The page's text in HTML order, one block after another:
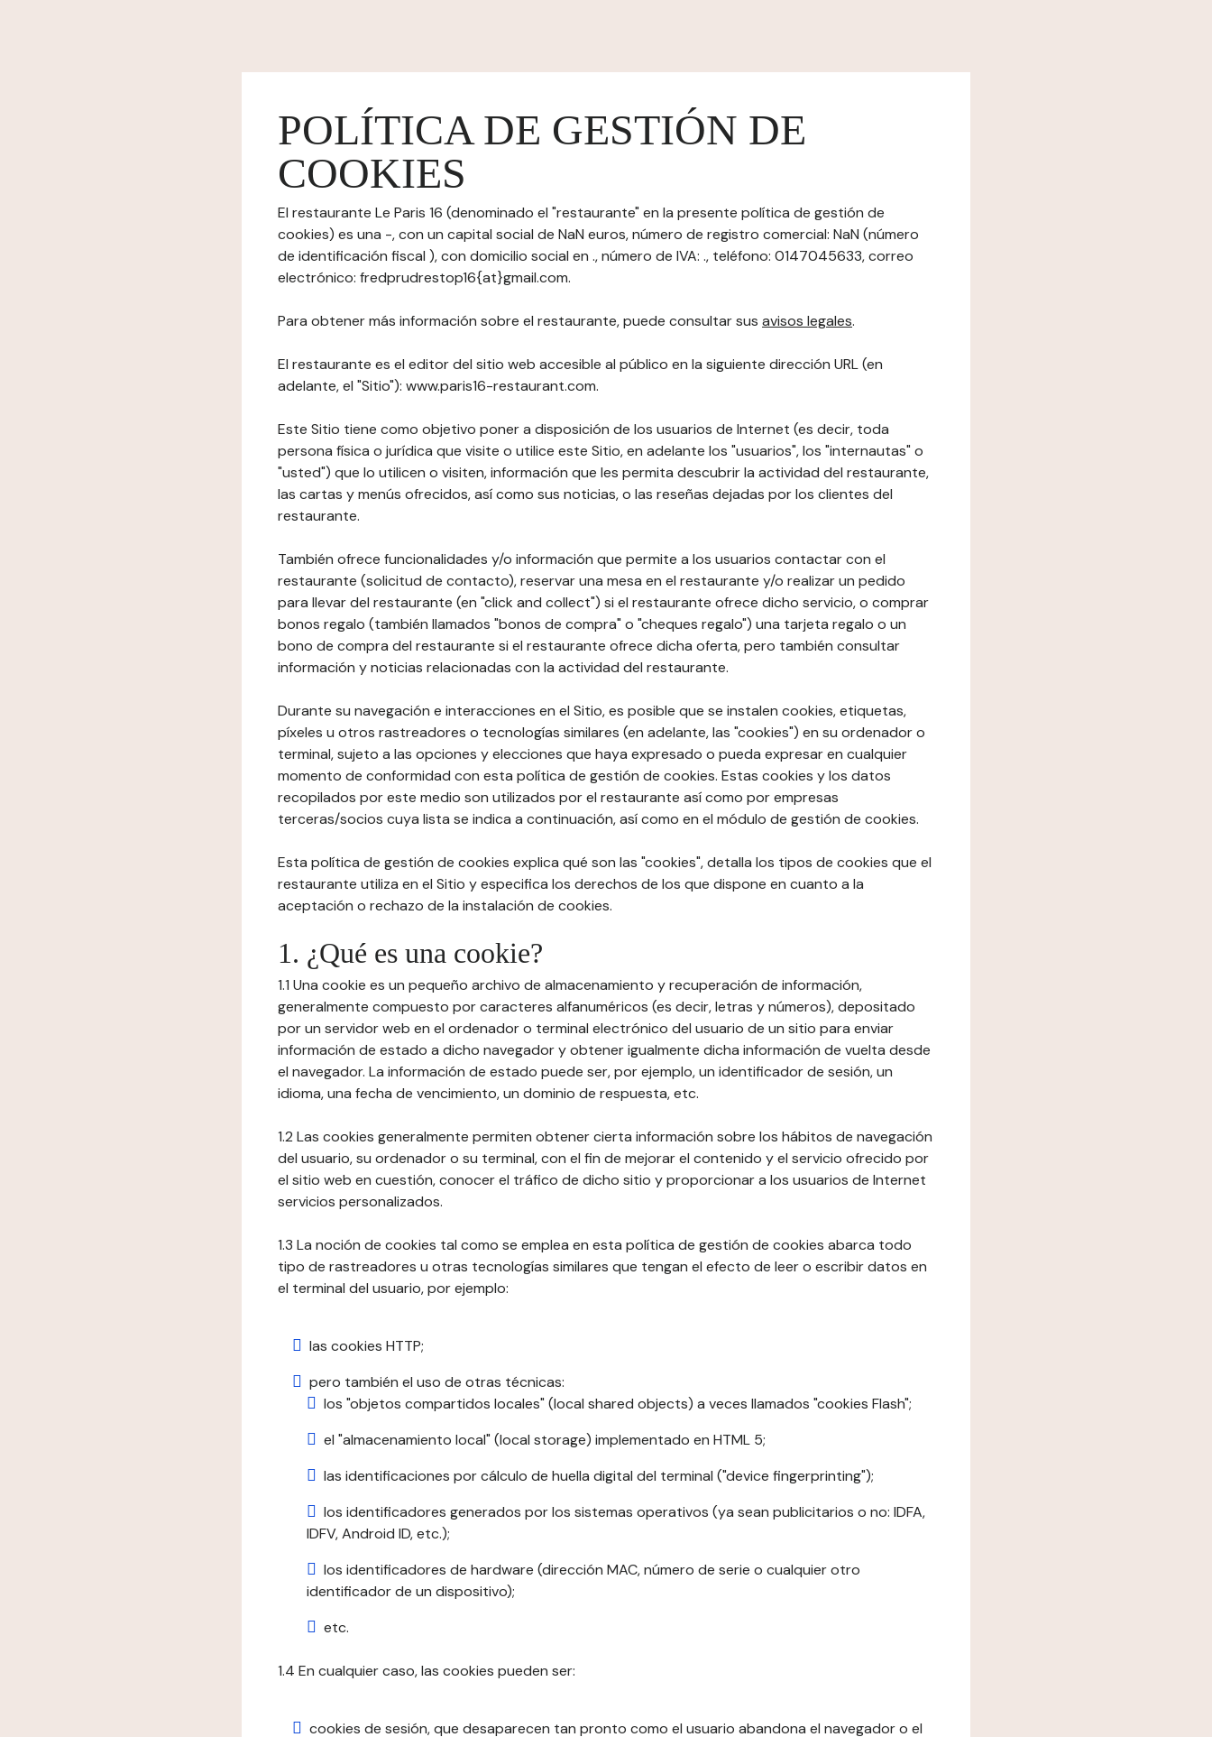
POLÍTICA DE GESTIÓN DE
COOKIES
El restaurante Le Paris 16 (denominado el "restaurante" en la presente política de gestión de
cookies) es una -, con un capital social de NaN euros, número de registro comercial: NaN (número
de identificación fiscal ), con domicilio social en ., número de IVA: ., teléfono: 0147045633, correo
electrónico: fredprudrestop16{at}gmail.com.
Para obtener más información sobre el restaurante, puede consultar sus avisos legales.
El restaurante es el editor del sitio web accesible al público en la siguiente dirección URL (en
adelante, el "Sitio"): www.paris16-restaurant.com.
Este Sitio tiene como objetivo poner a disposición de los usuarios de Internet (es decir, toda
persona física o jurídica que visite o utilice este Sitio, en adelante los "usuarios", los "internautas" o
"usted") que lo utilicen o visiten, información que les permita descubrir la actividad del restaurante,
las cartas y menús ofrecidos, así como sus noticias, o las reseñas dejadas por los clientes del
restaurante.
También ofrece funcionalidades y/o información que permite a los usuarios contactar con el
restaurante (solicitud de contacto), reservar una mesa en el restaurante y/o realizar un pedido
para llevar del restaurante (en "click and collect") si el restaurante ofrece dicho servicio, o comprar
bonos regalo (también llamados "bonos de compra" o "cheques regalo") una tarjeta regalo o un
bono de compra del restaurante si el restaurante ofrece dicha oferta, pero también consultar
información y noticias relacionadas con la actividad del restaurante.
Durante su navegación e interacciones en el Sitio, es posible que se instalen cookies, etiquetas,
píxeles u otros rastreadores o tecnologías similares (en adelante, las "cookies") en su ordenador o
terminal, sujeto a las opciones y elecciones que haya expresado o pueda expresar en cualquier
momento de conformidad con esta política de gestión de cookies. Estas cookies y los datos
recopilados por este medio son utilizados por el restaurante así como por empresas
terceras/socios cuya lista se indica a continuación, así como en el módulo de gestión de cookies.
Esta política de gestión de cookies explica qué son las "cookies", detalla los tipos de cookies que el
restaurante utiliza en el Sitio y especifica los derechos de los que dispone en cuanto a la
aceptación o rechazo de la instalación de cookies.
1. ¿Qué es una cookie?
1.1 Una cookie es un pequeño archivo de almacenamiento y recuperación de información,
generalmente compuesto por caracteres alfanuméricos (es decir, letras y números), depositado
por un servidor web en el ordenador o terminal electrónico del usuario de un sitio para enviar
información de estado a dicho navegador y obtener igualmente dicha información de vuelta desde
el navegador. La información de estado puede ser, por ejemplo, un identificador de sesión, un
idioma, una fecha de vencimiento, un dominio de respuesta, etc.
1.2 Las cookies generalmente permiten obtener cierta información sobre los hábitos de navegación
del usuario, su ordenador o su terminal, con el fin de mejorar el contenido y el servicio ofrecido por
el sitio web en cuestión, conocer el tráfico de dicho sitio y proporcionar a los usuarios de Internet
servicios personalizados.
1.3 La noción de cookies tal como se emplea en esta política de gestión de cookies abarca todo
tipo de rastreadores u otras tecnologías similares que tengan el efecto de leer o escribir datos en
el terminal del usuario, por ejemplo:
las cookies HTTP;
pero también el uso de otras técnicas:
los "objetos compartidos locales" (local shared objects) a veces llamados "cookies Flash";
el "almacenamiento local" (local storage) implementado en HTML 5;
las identificaciones por cálculo de huella digital del terminal ("device fingerprinting");
los identificadores generados por los sistemas operativos (ya sean publicitarios o no: IDFA,
IDFV, Android ID, etc.);
los identificadores de hardware (dirección MAC, número de serie o cualquier otro
identificador de un dispositivo);
etc.
1.4 En cualquier caso, las cookies pueden ser:
cookies de sesión, que desaparecen tan pronto como el usuario abandona el navegador o el